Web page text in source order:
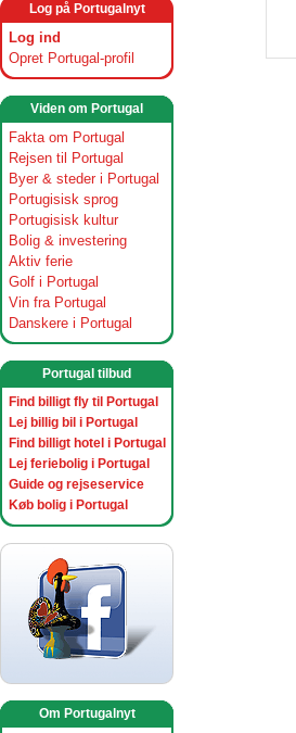
Log på Portugalnyt
Log ind
Opret Portugal-profil
Viden om Portugal
Fakta om Portugal
Rejsen til Portugal
Byer & steder i Portugal
Portugisisk sprog
Portugisisk kultur
Bolig & investering
Aktiv ferie
Golf i Portugal
Vin fra Portugal
Danskere i Portugal
Portugal tilbud
Find billigt fly til Portugal
Lej billig bil i Portugal
Find billigt hotel i Portugal
Lej feriebolig i Portugal
Guide og rejseservice
Køb bolig i Portugal
Om Portugalnyt